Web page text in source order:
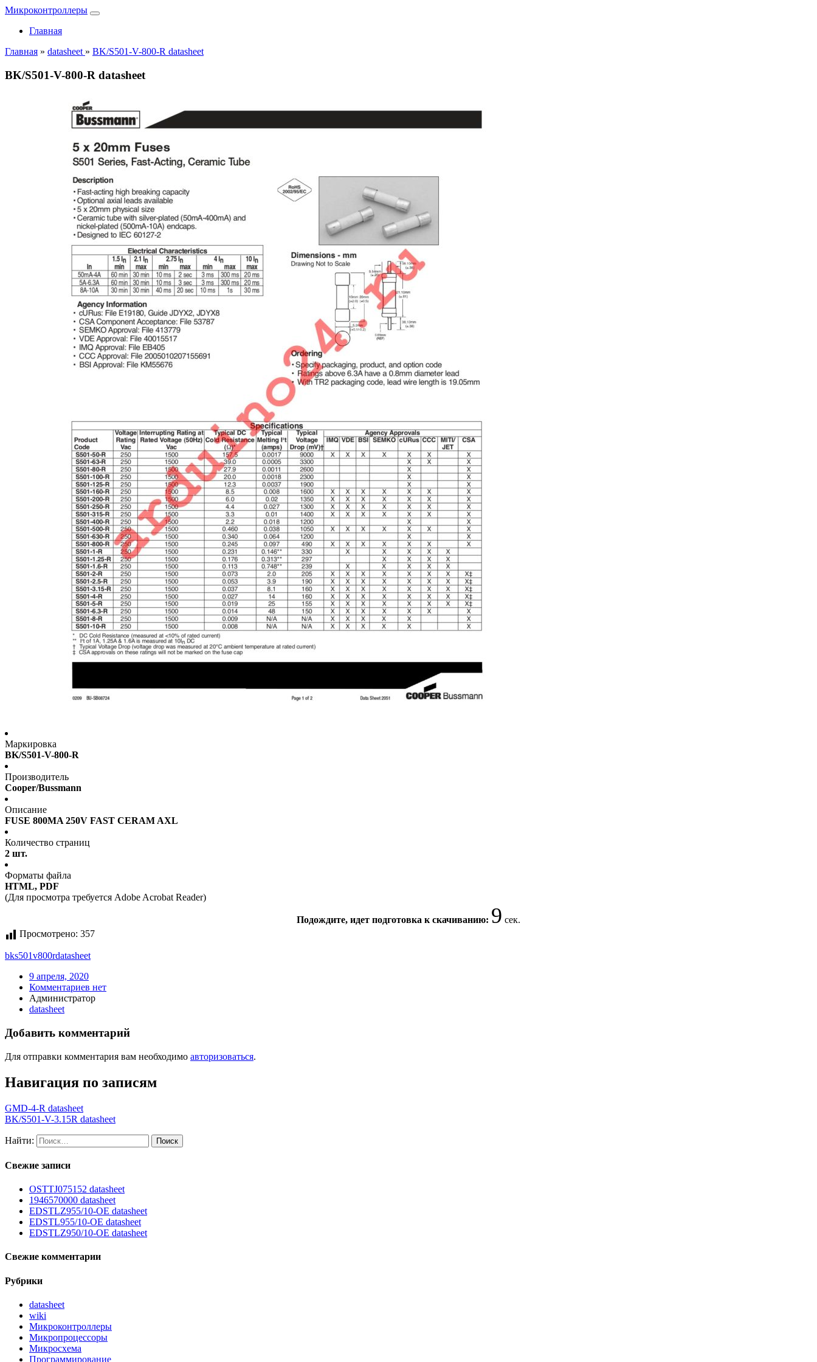
Микроконтроллеры
Главная
Главная » datasheet » BK/S501-V-800-R datasheet
BK/S501-V-800-R datasheet
Маркировка
BK/S501-V-800-R
Производитель
Cooper/Bussmann
Описание
FUSE 800MA 250V FAST CERAM AXL
Количество страниц
2 шт.
Форматы файла
HTML, PDF
(Для просмотра требуется Adobe Acrobat Reader)
Подождите, идет подготовка к скачиванию: 8 сек.
Просмотрено: 357
bks501v800rdatasheet
9 апреля, 2020
Комментариев нет
Администратор
datasheet
Добавить комментарий
Для отправки комментария вам необходимо авторизоваться.
Навигация по записям
GMD-4-R datasheet
BK/S501-V-3.15R datasheet
Найти:
Свежие записи
OSTTJ075152 datasheet
1946570000 datasheet
EDSTLZ955/10-OE datasheet
EDSTL955/10-OE datasheet
EDSTLZ950/10-OE datasheet
Свежие комментарии
Рубрики
datasheet
wiki
Микроконтроллеры
Микропроцессоры
Микросхема
Программирование